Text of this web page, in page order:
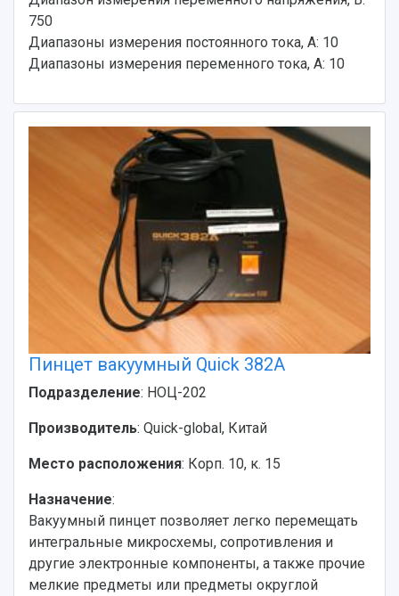
750
Диапазоны измерения постоянного тока, А: 10
Диапазоны измерения переменного тока, А: 10
Пинцет вакуумный Quick 382A
Подразделение: НОЦ-202
Производитель: Quick-global, Китай
Место расположения: Корп. 10, к. 15
Назначение:
Вакуумный пинцет позволяет легко перемещать
интегральные микросхемы, сопротивления и
другие электронные компоненты, а также прочие
мелкие предметы или предметы округлой